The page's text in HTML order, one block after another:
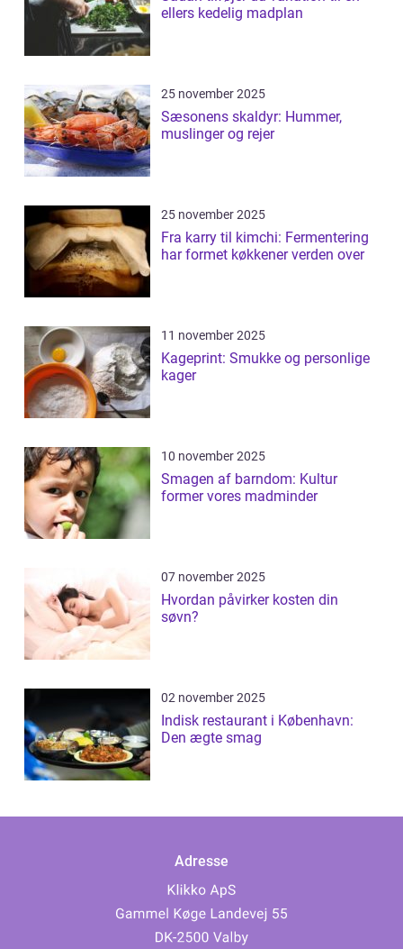
ellers kedelig madplan
25 november 2025
Sæsonens skaldyr: Hummer,
muslinger og rejer
25 november 2025
Fra karry til kimchi: Fermentering
har formet køkkener verden over
11 november 2025
Kageprint: Smukke og personlige
kager
10 november 2025
Smagen af barndom: Kultur
former vores madminder
07 november 2025
Hvordan påvirker kosten din
søvn?
02 november 2025
Indisk restaurant i København:
Den ægte smag
Adresse